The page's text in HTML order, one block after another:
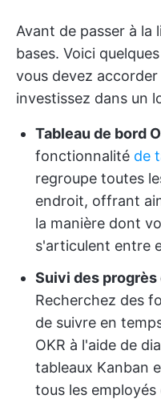
Avant de passer à la
bases. Voici
vous devez
investissez dans un
Tableau de bord
fonctionnalité de
regroupe toutes
endroit, offrant
la manière dont
s'articulent entre
Suivi des progrès
Recherchez des
de suivre en
OKR à l'aide de
tableaux Kanban
tous les